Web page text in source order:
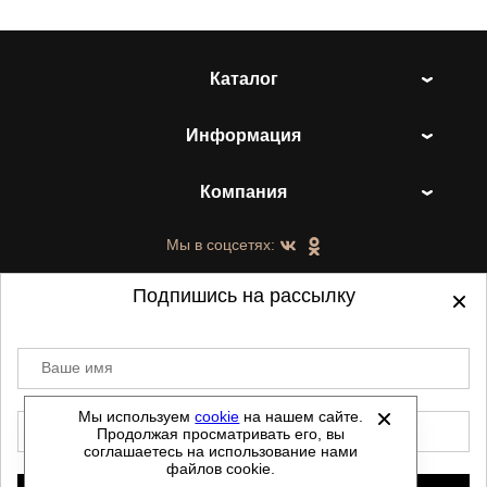
Каталог
Информация
Компания
Мы в соцсетях:
©2021-2026 - ShoesTown.ru - все права
защищены.
Данный сайт не является интернет магазином и
не является публичной офертой.
Мы используемcookie на нашем сайте.
Продолжая просматривать его, вы
соглашаетесь на использование нами
файлов cookie.
Подпишись на рассылку
Ваше имя